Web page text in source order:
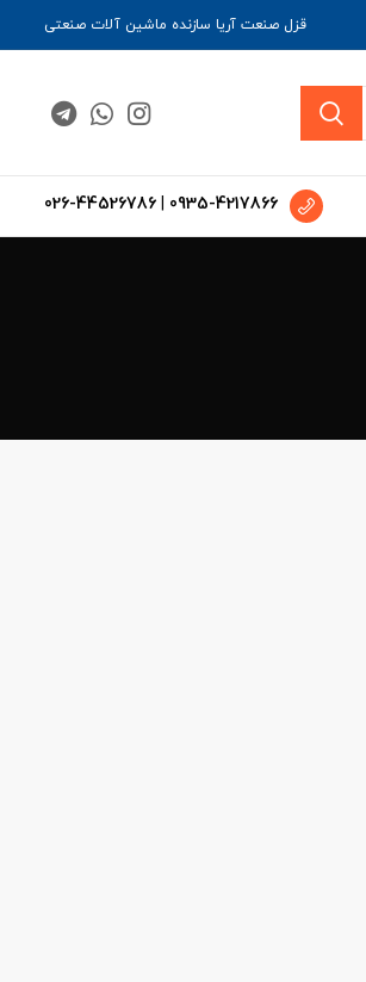
قزل صنعت آریا سازنده ماشین آلات صنعتی
0935-4217866
|
026-44526786